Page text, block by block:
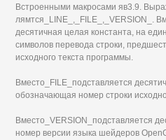
Встроенными макросами яв3.9.
лямтся_LINE_,_FILE_,_VERSION_.
десятичная целая константа, на
символов перевода строки,
исходного текста программы.
Вместо_FILE_подставляется
обозначающая номер строки
Вместо_VERSION_подставляется
номер версии языка шейдеров